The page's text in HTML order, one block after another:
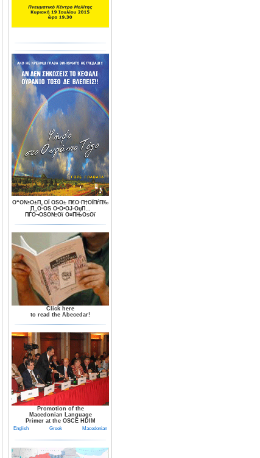
О“О№О±П„ОЇ ОЅО± П€О·П†ОЇПѓП‰
П„О·ОЅ О•О•ОЈ-ОџП…
ПЃО¬ОЅО№Ої О¤ПЊОѕОї
Click here
to read the Abecedar!
Promotion of the
Macedonian Language
Primer at the OSCE HDIM
English Greek Macedonian